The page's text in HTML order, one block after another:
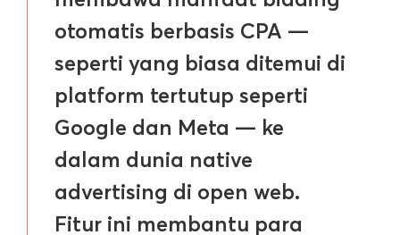
otomatis berbasis CPA —
seperti yang biasa ditemui di
platform tertutup seperti
Google dan Meta — ke
dalam dunia native
advertising di open web.
Fitur ini membantu para